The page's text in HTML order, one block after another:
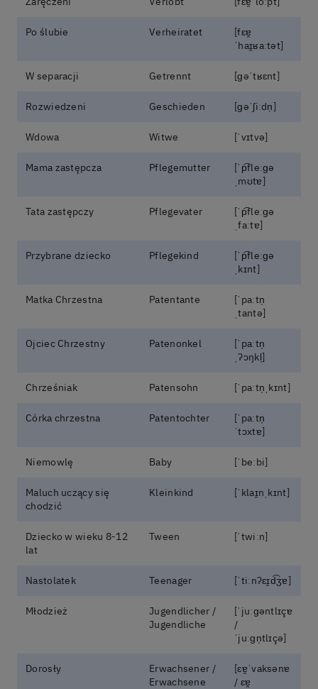
Po ślubie Verheiratet
[fɛɐ̯
ˈhaɪ̯ʁaːtət]
W separacji Getrennt [ɡəˈtʁɛnt]
Rozwiedzeni Geschieden [ɡəˈʃiːdn̩]
Wdowa Witwe [ˈvɪtvə]
Mama zastępcza Pflegemutter
[ˈp͡fleːɡə
ˌmʊtɐ]
Tata zastępczy Pflegevater
[ˈp͡fleːɡə
ˌfaːtɐ]
Przybrane dziecko Pflegekind
[ˈp͡fleːɡə
ˌkɪnt]
Matka Chrzestna Patentante
[ˈpaːtn̩
ˌtantə]
Ojciec Chrzestny Patenonkel
[ˈpaːtn̩
ˌʔɔŋkl̩]
Chrześniak Patensohn [ˈpaːtn̩ˌkɪnt]
Córka chrzestna Patentochter
[ˈpaːtn̩
ˈtɔxtɐ]
Niemowlę Baby [ˈbeːbi]
Maluch uczący się
chodzić
Kleinkind [ˈklaɪ̯nˌkɪnt]
Dziecko w wieku 8-12
lat
Tween [ˈtwiːn]
Nastolatek Teenager [ˈtiːnʔɛɪ̯d͡ʒɐ]
Młodzież
Jugendlicher /
Jugendliche
[ˈjuːɡəntlɪçɐ
/
ˈjuːɡn̩tlɪçə]
Dorosły
Erwachsener /
Erwachsene
[ɛɐ̯ˈvaksənɐ
/ ɛɐ̯